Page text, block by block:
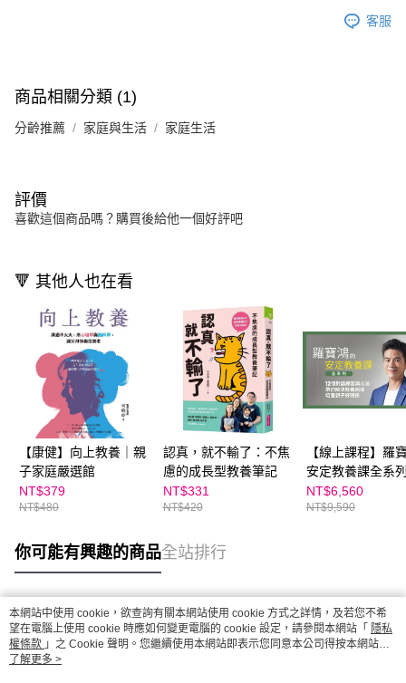
客服
商品相關分類 (1)
分齡推薦 家庭與生活 家庭生活
評價
喜歡這個商品嗎？購買後給他一個好評吧
🔻 其他人也在看
【康健】向上教養｜親
子家庭嚴選館
NT$379
NT$480
認真，就不輸了：不焦
慮的成長型教養筆記
NT$331
NT$420
【線上課程】羅
安定教養課全系
課程一次擁有，
決教養困境，培
NT$6,560
NT$9,590
你可能有興趣的商品全站排行
熱門標籤
本網站中使用 cookie，欲查詢有關本網站使用 cookie 方式之詳情，及若您不希
望在電腦上使用 cookie 時應如何變更電腦的 cookie 設定，請參閱本網站「 隱私
權條款 」之 Cookie 聲明。您繼續使用本網站即表示您同意本公司得按本網站使
用條款之 Cookie 聲明使用 cookie。
了解更多 >